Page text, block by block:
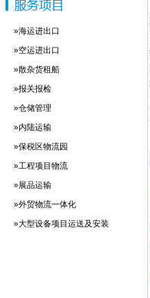
»海运进出口
空运进出口
散杂货租船
报关报检
仓储管理
内陆运输
保税区物流园
工程项目物流
展品运输
外贸物流一体化
型设备项目运送及安装